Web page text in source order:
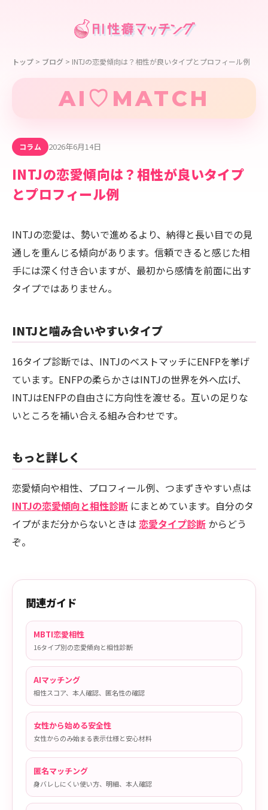
トップ > ブログ > INTJの恋愛傾向は？相性が良いタイプとプロフィール例
AI♡MATCH
コラム 2026年6月14日
INTJの恋愛傾向は？相性が良いタイプ
とプロフィール例
INTJの恋愛は、勢いで進めるより、納得と長い目での見
通しを重んじる傾向があります。信頼できると感じた相
手には深く付き合いますが、最初から感情を前面に出す
タイプではありません。
INTJと噛み合いやすいタイプ
16タイプ診断では、INTJのベストマッチにENFPを挙げ
ています。ENFPの柔らかさはINTJの世界を外へ広げ、
INTJはENFPの自由さに方向性を渡せる。互いの足りな
いところを補い合える組み合わせです。
もっと詳しく
恋愛傾向や相性、プロフィール例、つまずきやすい点は
INTJの恋愛傾向と相性診断 にまとめています。自分のタ
イプがまだ分からないときは 恋愛タイプ診断 からどう
ぞ。
関連ガイド
MBTI恋愛相性
16タイプ別の恋愛傾向と相性診断
AIマッチング
相性スコア、本人確認、匿名性の確認
女性から始める安全性
女性からのみ始まる表示仕様と安心材料
匿名マッチング
身バレしにくい使い方、明細、本人確認